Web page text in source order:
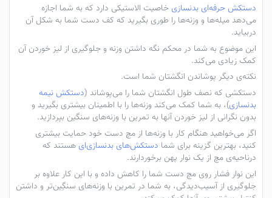
دستکش حرفه‌ای بدنسازی خاصیت الاستیکی دارد که به شما اجازه
می‌دهد میله‌ها و وزنه‌ها را طوری بگیرید که کف دست شما به شکل آن
دربیاید.
این موضوع به شما در محکم نگه داشتن وزنه و جلوگیری از لیز خوردن آن
کمک زیادی می‌کند.
نکته‌ی دیگر پوشاندن انگشتان شما است.
دستکشی که نصف طول انگشتان شما را می‌پوشاند (دستکش نیمه
بدنسازی)، به شما کمک می‌کند وزنه‌ها را با اطمینان بیشتری بگیرید و
بدون نگرانی از لیز خوردن آنها به تمرین با وزنه‌های سنگین بپردازید.
اگر می‌خواهید هنگام کار با وزنه‌ها از مچ دست خود حمایت بیشتری
کنید، بهترین گزینه برای شما دستکش‌های بدنسازی‌ای هستند که
درناحیه‌ی مچ از یک نوار پهن برخوردارند.
این نوار فشار روی مچ دست شما را کاهش داده و با این کار علاوه بر
جلوگیری از آسیب‌دیدگی، به شما در تمرین با وزنه‌های سنگِین‌تر و داشتن